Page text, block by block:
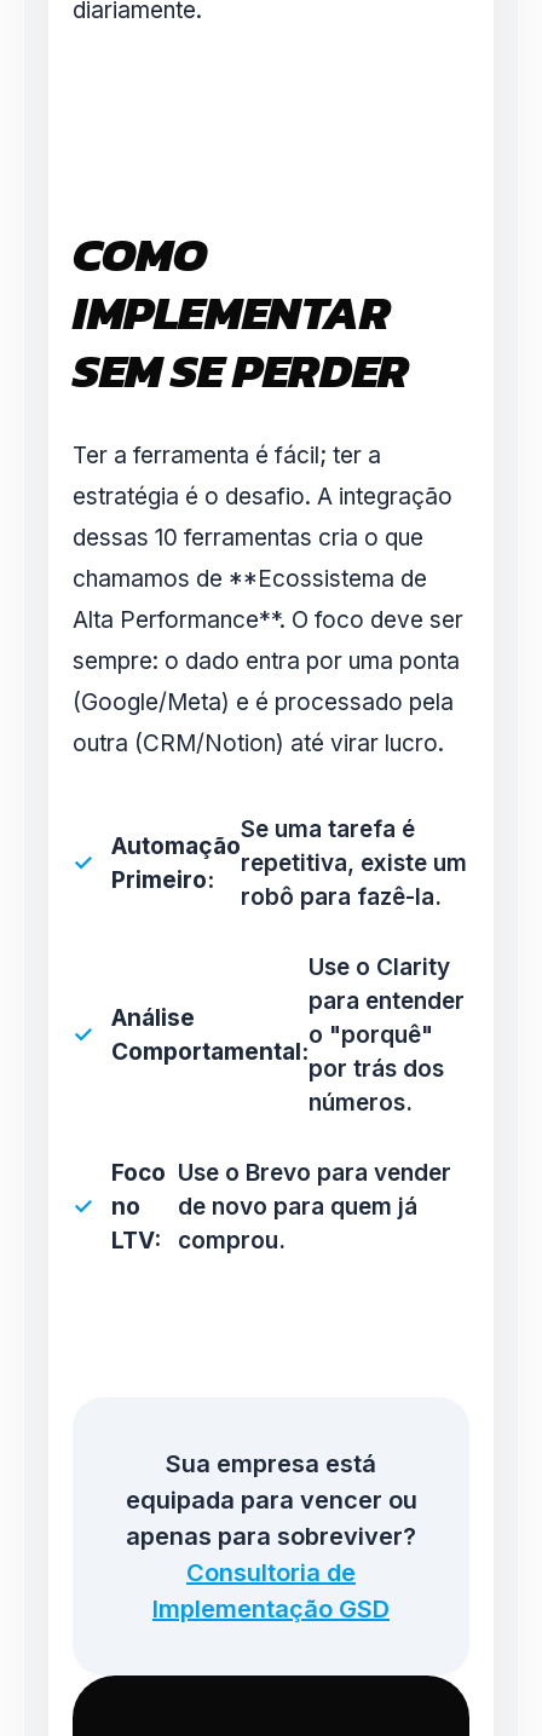
diariamente.
COMO
IMPLEMENTAR
SEM SE PERDER
Ter a ferramenta é fácil; ter a
estratégia é o desafio. A integração
dessas 10 ferramentas cria o que
chamamos de **Ecossistema de
Alta Performance**. O foco deve ser
sempre: o dado entra por uma ponta
(Google/Meta) e é processado pela
outra (CRM/Notion) até virar lucro.
Automação
Primeiro:
Se uma tarefa é
repetitiva, existe um
robô para fazê-la.
Análise
Comportamental:
Use o Clarity
para entender
o "porquê"
por trás dos
números.
Foco
no
LTV:
Use o Brevo para vender
de novo para quem já
comprou.
Sua empresa está
equipada para vencer ou
apenas para sobreviver?
Consultoria de
Implementação GSD